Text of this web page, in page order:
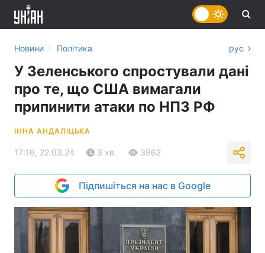
Новини › Політика рус
У Зеленського спростували дані
про те, що США вимагали
припинити атаки по НПЗ РФ
ІННА АНДАЛІЦЬКА
17:16, 22.03.24 3 хв. 3962
Підпишіться на нас в Google